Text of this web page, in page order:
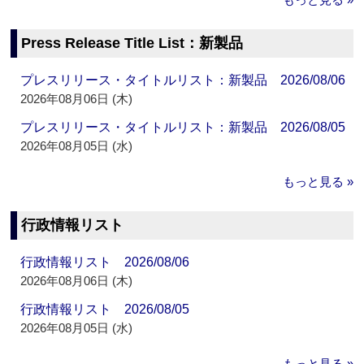
Press Release Title List：新製品
プレスリリース・タイトルリスト：新製品 2026/08/06
2026年08月06日 (木)
プレスリリース・タイトルリスト：新製品 2026/08/05
2026年08月05日 (水)
もっと見る »
行政情報リスト
行政情報リスト 2026/08/06
2026年08月06日 (木)
行政情報リスト 2026/08/05
2026年08月05日 (水)